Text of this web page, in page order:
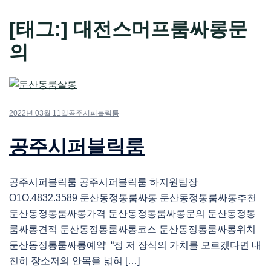
[태그:] 대전스머프룸싸롱문
의
2022년 03월 11일 공주시퍼블릭룸
공주시퍼블릭룸
공주시퍼블릭룸 공주시퍼블릭룸 하지원팀장
O1O.4832.3589 둔산동정통룸싸롱 둔산동정통룸싸롱추천
둔산동정통룸싸롱가격 둔산동정통룸싸롱문의 둔산동정통
룸싸롱견적 둔산동정통룸싸롱코스 둔산동정통룸싸롱위치
둔산동정통룸싸롱예약 “정 저 장식의 가치를 모르겠다면 내
친히 장소저의 안목을 넓혀 […]